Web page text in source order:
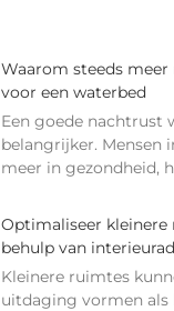
Waarom steeds meer
voor een waterbed
Een goede nachtrust
belangrijker. Mensen
meer in gezondheid,
Optimaliseer
behulp van
Kleinere ruimtes
uitdaging vormen als